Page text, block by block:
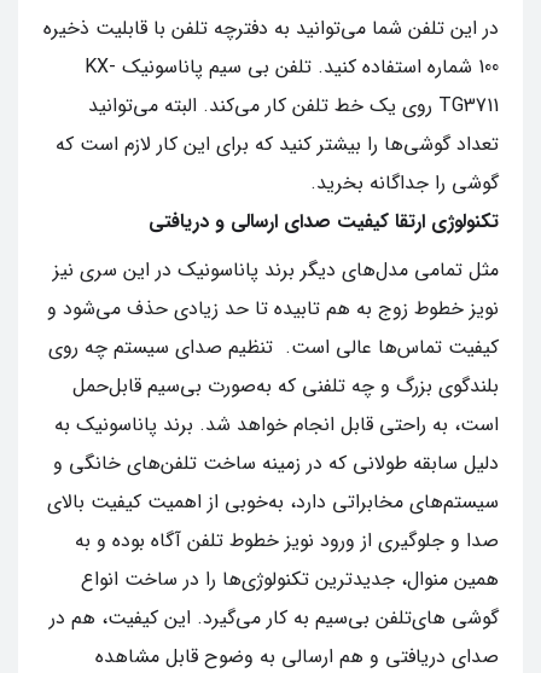
در این تلفن شما می‌توانید به دفترچه تلفن با قابلیت ذخیره
100 شماره استفاده کنید. تلفن بی‌ سیم پاناسونیک KX-
TG3711 روی یک خط تلفن کار می‌کند. البته می‌توانید
تعداد گوشی‌ها را بیشتر کنید که برای این کار لازم است که
گوشی را جداگانه بخرید.
تکنولوژی ارتقا کیفیت صدای ارسالی و دریافتی
مثل تمامی مدل‌های دیگر برند پاناسونیک در این سری نیز
نویز خطوط زوج به هم تابیده تا حد زیادی حذف می‌شود و
کیفیت تماس‌ها عالی است. تنظیم صدای سیستم چه روی
بلندگوی بزرگ و چه تلفنی که به‌صورت بی‌سیم قابل‌حمل
است، به‌ راحتی قابل انجام خواهد شد. برند پاناسونیک به
دلیل سابقه طولانی که در زمینه ساخت تلفن‌های خانگی و
سیستم‌های مخابراتی دارد، به‌خوبی از اهمیت کیفیت بالای
صدا و جلوگیری از ورود نویز خطوط تلفن آگاه بوده و به
همین منوال، جدیدترین تکنولوژی‌ها را در ساخت انواع
گوشی های‌تلفن بی‌سیم به کار می‌گیرد. این کیفیت، هم در
صدای دریافتی و هم ارسالی به وضوح قابل مشاهده